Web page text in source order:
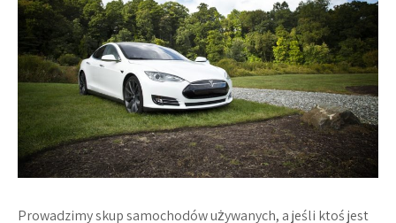
Prowadzimy skup samochodów używanych, a jeśli ktoś jest